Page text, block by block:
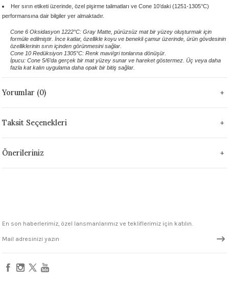
°C
°C
°C
999 - 1222 °C
Her sırın etiketi üzerinde, özel pişirme talimatları ve Cone 10’daki (1251-1305°C)
performansına dair bilgiler yer almaktadır.
Cone 6 Oksidasyon 1222°C: Gray Matte, pürüzsüz mat bir yüzey oluşturmak için
formüle edilmiştir. İnce katlar, özellikle koyu ve benekli çamur üzerinde, ürün gövdesinin
özelliklerinin sırın içinden görünmesini sağlar.
Cone 10 Redüksiyon 1305°C: Renk mavi/gri tonlarına dönüşür.
İpucu: Cone 5/6’da gerçek bir mat yüzey sunar ve hareket göstermez. Üç veya daha
fazla kat kalın uygulama daha opak bir bitiş sağlar.
Yorumlar (0)
Taksit Seçenekleri
Önerileriniz
En son haberlerimiz, özel lansmanlarımız ve tekliflerimiz için katılın.